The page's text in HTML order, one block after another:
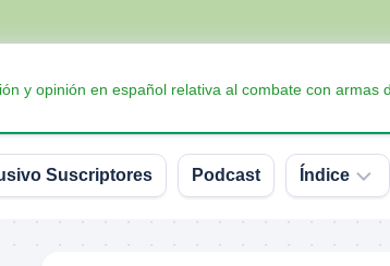
y opinión en español relativa al combate con armas
Suscriptores Podcast Índice